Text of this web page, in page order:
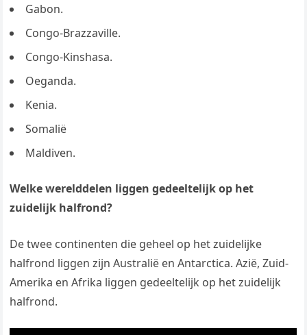
Gabon.
Congo-Brazzaville.
Congo-Kinshasa.
Oeganda.
Kenia.
Somalië
Maldiven.
Welke werelddelen liggen gedeeltelijk op het
zuidelijk halfrond?
De twee continenten die geheel op het zuidelijke
halfrond liggen zijn Australië en Antarctica. Azië, Zuid-
Amerika en Afrika liggen gedeeltelijk op het zuidelijk
halfrond.